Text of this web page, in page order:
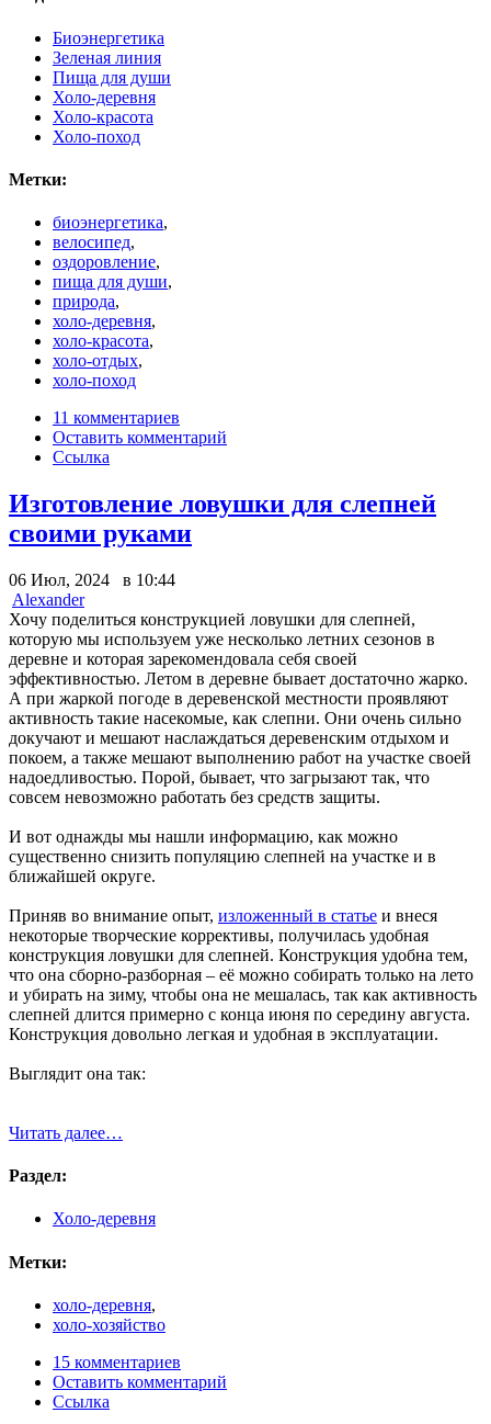
Биоэнергетика
Зеленая линия
Пища для души
Холо-деревня
Холо-красота
Холо-поход
Метки:
биоэнергетика,
велосипед,
оздоровление,
пища для души,
природа,
холо-деревня,
холо-красота,
холо-отдых,
холо-поход
11 комментариев
Оставить комментарий
Ссылка
Изготовление ловушки для слепней
своими руками
06 Июл, 2024 в 10:44
Alexander
Хочу поделиться конструкцией ловушки для слепней,
которую мы используем уже несколько летних сезонов в
деревне и которая зарекомендовала себя своей
эффективностью. Летом в деревне бывает достаточно жарко.
А при жаркой погоде в деревенской местности проявляют
активность такие насекомые, как слепни. Они очень сильно
докучают и мешают наслаждаться деревенским отдыхом и
покоем, а также мешают выполнению работ на участке своей
надоедливостью. Порой, бывает, что загрызают так, что
совсем невозможно работать без средств защиты.
И вот однажды мы нашли информацию, как можно
существенно снизить популяцию слепней на участке и в
ближайшей округе.
Приняв во внимание опыт, изложенный в статье и внеся
некоторые творческие коррективы, получилась удобная
конструкция ловушки для слепней. Конструкция удобна тем,
что она сборно-разборная – её можно собирать только на лето
и убирать на зиму, чтобы она не мешалась, так как активность
слепней длится примерно с конца июня по середину августа.
Конструкция довольно легкая и удобная в эксплуатации.
Выглядит она так:
Читать далее…
Раздел:
Холо-деревня
Метки:
холо-деревня,
холо-хозяйство
15 комментариев
Оставить комментарий
Ссылка